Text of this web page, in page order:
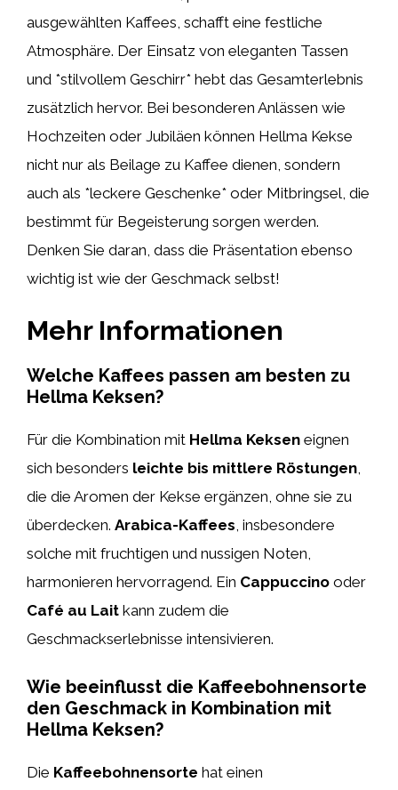
ausgewählten Kaffees, schafft eine festliche
Atmosphäre. Der Einsatz von eleganten Tassen
und *stilvollem Geschirr* hebt das Gesamterlebnis
zusätzlich hervor. Bei besonderen Anlässen wie
Hochzeiten oder Jubiläen können Hellma Kekse
nicht nur als Beilage zu Kaffee dienen, sondern
auch als *leckere Geschenke* oder Mitbringsel, die
bestimmt für Begeisterung sorgen werden.
Denken Sie daran, dass die Präsentation ebenso
wichtig ist wie der Geschmack selbst!
Mehr Informationen
Welche Kaffees passen am besten zu
Hellma Keksen?
Für die Kombination mit Hellma Keksen eignen
sich besonders leichte bis mittlere Röstungen,
die die Aromen der Kekse ergänzen, ohne sie zu
überdecken. Arabica-Kaffees, insbesondere
solche mit fruchtigen und nussigen Noten,
harmonieren hervorragend. Ein Cappuccino oder
Café au Lait kann zudem die
Geschmackserlebnisse intensivieren.
Wie beeinflusst die Kaffeebohnensorte
den Geschmack in Kombination mit
Hellma Keksen?
Die Kaffeebohnensorte hat einen